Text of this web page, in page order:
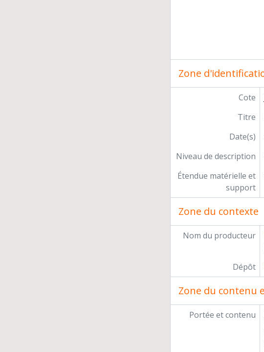
Exposition
Zone
Cote
Titre
Date(s)
Niveau de description
Étendue matérielle et
support
Zone du contexte
Nom du producteur
Dépôt
Zone du contenu
Portée et contenu